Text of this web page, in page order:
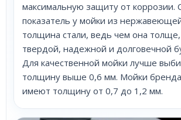
максимальную защиту от коррозии.
показатель у мойки из
толщина стали, ведь чем она
твердой, надежной и долговечной
Для качественной мойки лучше
толщину выше 0,6 мм. Мойки
имеют толщину от 0,7 до 1,2 мм.